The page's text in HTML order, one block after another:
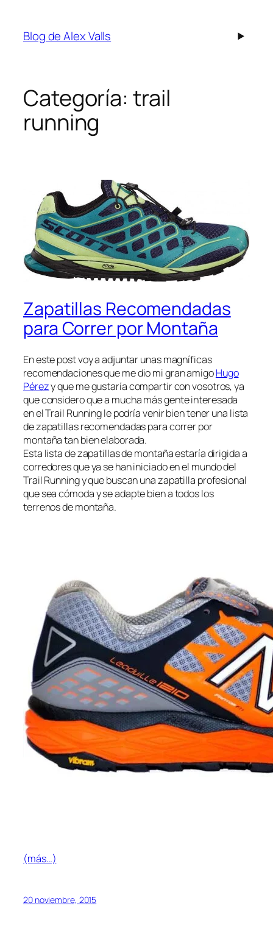
contenido
Blog de Alex Valls
Categoría: trail
running
Zapatillas Recomendadas
para Correr por Montaña
En este post voy a adjuntar unas magníficas
recomendaciones que me dio mi gran amigoHugo
Pérezy que me gustaría compartir con vosotros, ya
que considero que a mucha más gente interesada
en el Trail Running le podría venir bien tener una lista
de zapatillas recomendadas para correr por
montaña tan bien elaborada.
Esta lista de zapatillas de montaña estaría dirigida a
corredores que ya se han iniciado en el mundo del
Trail Running y que buscan una zapatilla profesional
que sea cómoda y se adapte bien a todos los
terrenos de montaña.
(más…)
20 noviembre, 2015